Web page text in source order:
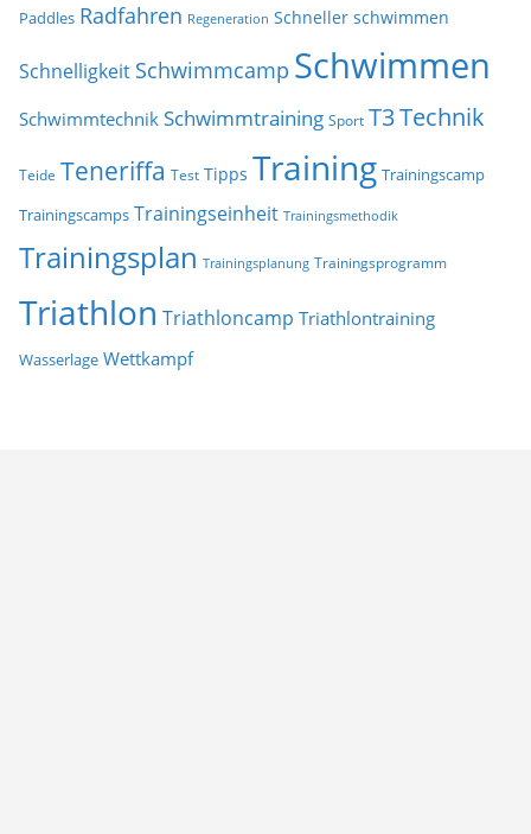
Paddles Radfahren Regeneration Schneller schwimmen
Schnelligkeit Schwimmcamp Schwimmen
Schwimmtechnik Schwimmtraining Sport T3Technik
Teide Teneriffa Test Tipps Training Trainingscamp
Trainingscamps Trainingseinheit Trainingsmethodik
Trainingsplan Trainingsplanung Trainingsprogramm
Triathlon Triathloncamp Triathlontraining
Wasserlage Wettkampf